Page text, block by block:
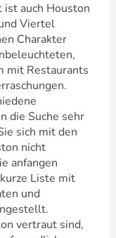
ist auch Houston
Viertel
Charakter
mit Restaurants
die Suche sehr
sich mit den
nicht
anfangen
Liste mit
und
vertraut sind,